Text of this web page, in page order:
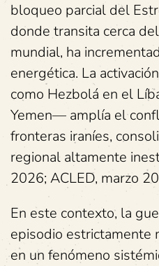
bloqueo parcial del
donde transita cerca
mundial, ha
energética. La
como Hezbolá en el
Yemen— amplía el
fronteras iraníes,
regional altamente
2026; ACLED, marzo
En este contexto, la
episodio estrictamente
en un fenómeno